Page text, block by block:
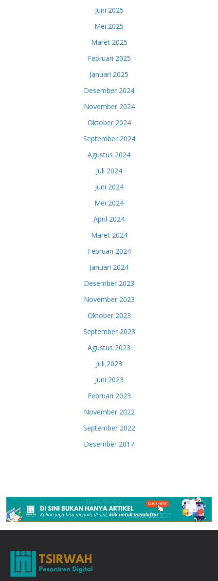
Juni 2025
Mei 2025
Maret 2025
Februari 2025
Januari 2025
Desember 2024
November 2024
Oktober 2024
September 2024
Agustus 2024
Juli 2024
Juni 2024
Mei 2024
April 2024
Maret 2024
Februari 2024
Januari 2024
Desember 2023
November 2023
Oktober 2023
September 2023
Agustus 2023
Juli 2023
Juni 2023
Februari 2023
November 2022
September 2022
Desember 2017